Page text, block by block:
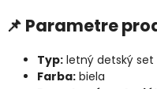
📌 Parametre
Typ: letný detský set
Farba: biela